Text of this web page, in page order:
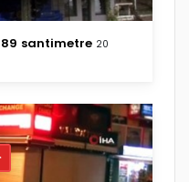
89 santimetre 20